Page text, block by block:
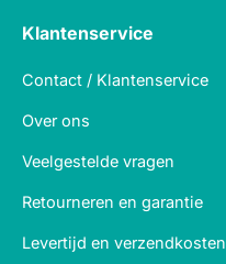
Klantenservice
Contact / Klantenservice
Over ons
Veelgestelde vragen
Retourneren en garantie
Levertijd en verzendkosten